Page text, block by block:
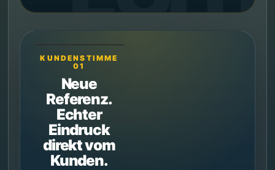
KUNDENSTIMME
01
Neue
Referenz.
Echter
Eindruck
direkt vom
Kunden.